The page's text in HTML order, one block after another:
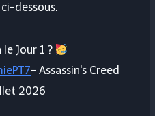
dessous.
Jour 1 ?
– Assassin's Creed
2026